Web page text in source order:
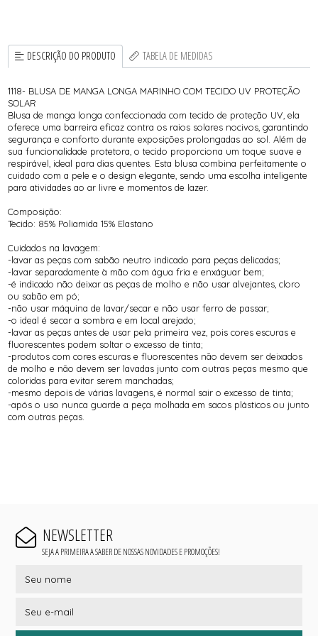
DESCRIÇÃO DO PRODUTO TABELA DE MEDIDAS
1118- BLUSA DE MANGA LONGA MARINHO COM TECIDO UV PROTEÇÃO
SOLAR
Blusa de manga longa confeccionada com tecido de proteção UV, ela
oferece uma barreira eficaz contra os raios solares nocivos, garantindo
segurança e conforto durante exposições prolongadas ao sol. Além de
sua funcionalidade protetora, o tecido proporciona um toque suave e
respirável, ideal para dias quentes. Esta blusa combina perfeitamente o
cuidado com a pele e o design elegante, sendo uma escolha inteligente
para atividades ao ar livre e momentos de lazer.
Composição:
Tecido: 85% Poliamida 15% Elastano
Cuidados na lavagem:
-lavar as peças com sabão neutro indicado para peças delicadas;
-lavar separadamente à mão com água fria e enxáguar bem;
-é indicado não deixar as peças de molho e não usar alvejantes, cloro
ou sabão em pó;
-não usar máquina de lavar/secar e não usar ferro de passar;
-o ideal é secar a sombra e em local arejado;
-lavar as peças antes de usar pela primeira vez, pois cores escuras e
fluorescentes podem soltar o excesso de tinta;
-produtos com cores escuras e fluorescentes não devem ser deixados
de molho e não devem ser lavadas junto com outras peças mesmo que
coloridas para evitar serem manchadas;
-mesmo depois de várias lavagens, é normal sair o excesso de tinta;
-após o uso nunca guarde a peça molhada em sacos plásticos ou junto
com outras peças.
NEWSLETTER
SEJA A PRIMEIRA A SABER DE NOSSAS NOVIDADES E PROMOÇÕES!